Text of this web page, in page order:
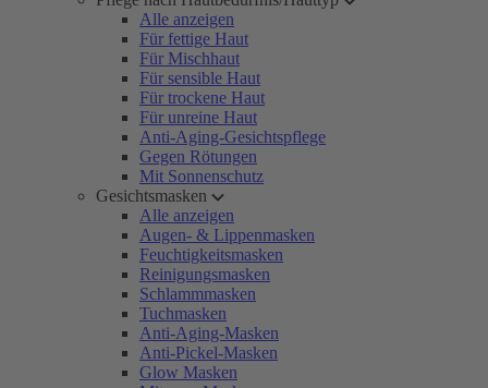
Alle anzeigen
Für fettige Haut
Für Mischhaut
Für sensible Haut
Für trockene Haut
Für unreine Haut
Anti-Aging-Gesichtspflege
Gegen Rötungen
Mit Sonnenschutz
Gesichtsmasken
Alle anzeigen
Augen- & Lippenmasken
Feuchtigkeitsmasken
Reinigungsmasken
Schlammmasken
Tuchmasken
Anti-Aging-Masken
Anti-Pickel-Masken
Glow Masken